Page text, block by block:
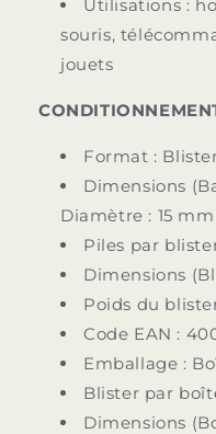
Utilisations :
souris,
jouets
Format :
Dimensions
Diamètre : 15 mm
Piles par
Dimensions
Poids du
Code EAN :
Emballage :
Blister par
Dimensions